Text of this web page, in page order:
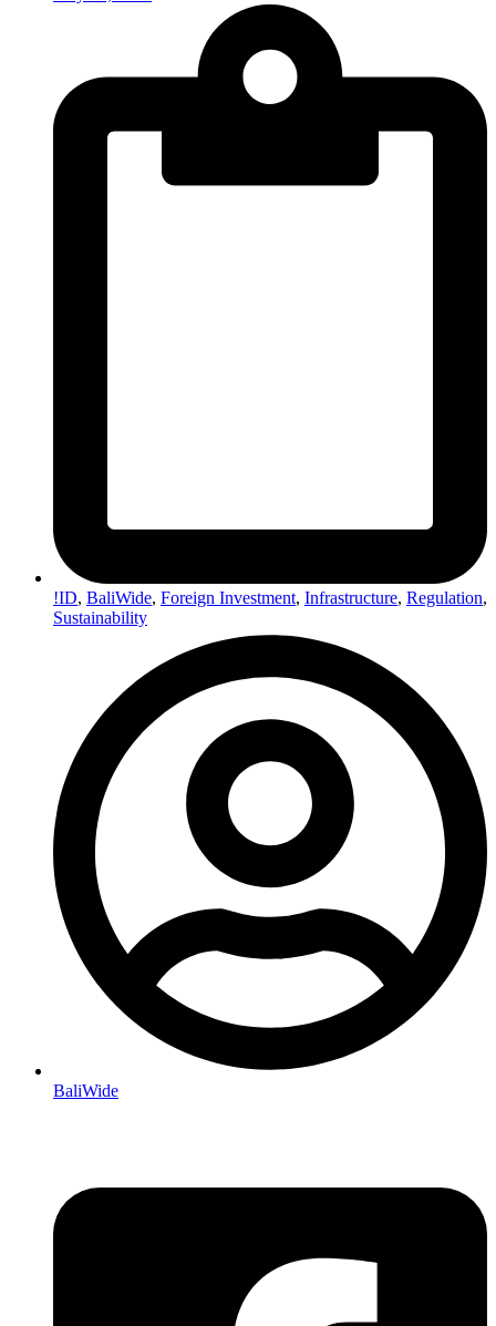
!ID, BaliWide, Foreign Investment, Infrastructure, Regulation,
Sustainability
BaliWide